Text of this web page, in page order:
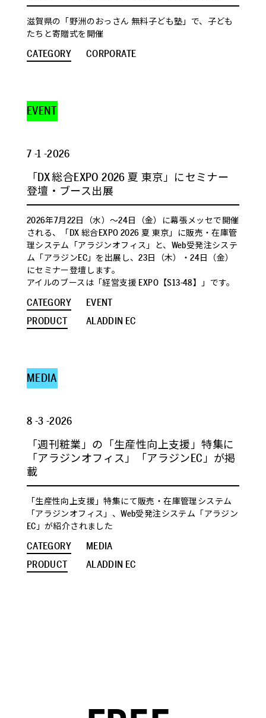
滋賀県の「野洲のおっさん 無料子ども塾」で、子ども
たちと寄贈式を開催
CATEGORY CORPORATE
EVENT
7 -1 -2026
「DX 総合EXPO 2026 夏 東京」にセミナー
登壇・ブース出展
2026年7月22日（水）～24日（金）に幕張メッセで開催
される、「DX 総合EXPO 2026 夏 東京」に販売・在庫管
理システム「アラジンオフィス」と、Web受発注システ
ム「アラジンEC」を出展し、23日（木）・24日（金）
にセミナー登壇します。
アイルのブースは「経営支援 EXPO【S13-48】」です。
CATEGORY
EVENT
PRODUCT
ALADDIN EC
MEDIA
8 -3 -2026
「週刊粧業」の「生産性向上支援」特集に
「アラジンオフィス」「アラジンEC」が掲
載
「生産性向上支援」特集にて販売・在庫管理システム
「アラジンオフィス」、Web受発注システム「アラジン
EC」が紹介されました
CATEGORY
MEDIA
PRODUCT
ALADDIN EC